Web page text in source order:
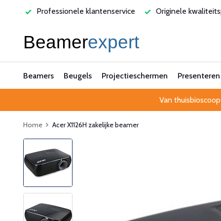
klantenservice Originele kwaliteitsproducten
Beamers Beugels Projectieschermen Presenteren
Van
Home Acer X1126H zakelijke beamer